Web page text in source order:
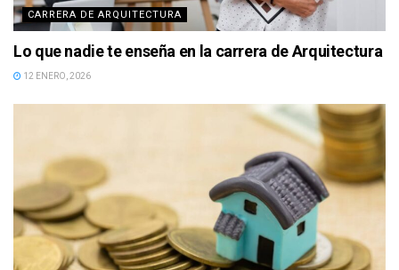
CARRERA DE ARQUITECTURA
Lo que nadie te enseña en la carrera de Arquitectura
12 ENERO, 2026